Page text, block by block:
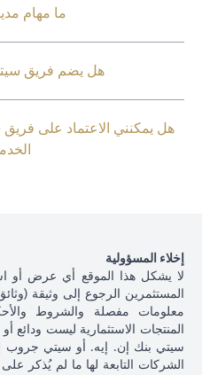
ما مهام
هل يضم فريق
هل يمكنني الاعتماد على
إخلاء المسؤولية
لا يشكل هذا الموقع أي عرض أو
المستثمرين الرجوع إلى وثيقة
معلومات مفصلة والشروط
المنتجات الاستثمارية ليست ودائع
سيتي بنك إن. إيه. أو سيتي جروب
الشركات التابعة لها ما لم يُذكر